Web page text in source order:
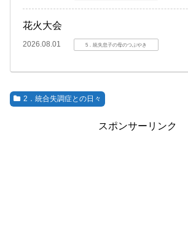
花火大会
2026.08.01 5．統失息子の母のつぶやき
2．統合失調症との日々
スポンサーリンク